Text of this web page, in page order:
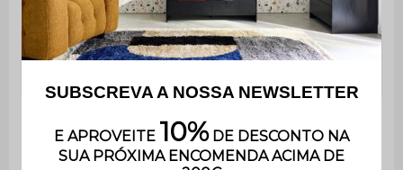
Peso 2,1 kg
Peso máximo
120 kg
Montagem
O produto é entregue
montado, na sua embalagem
original.